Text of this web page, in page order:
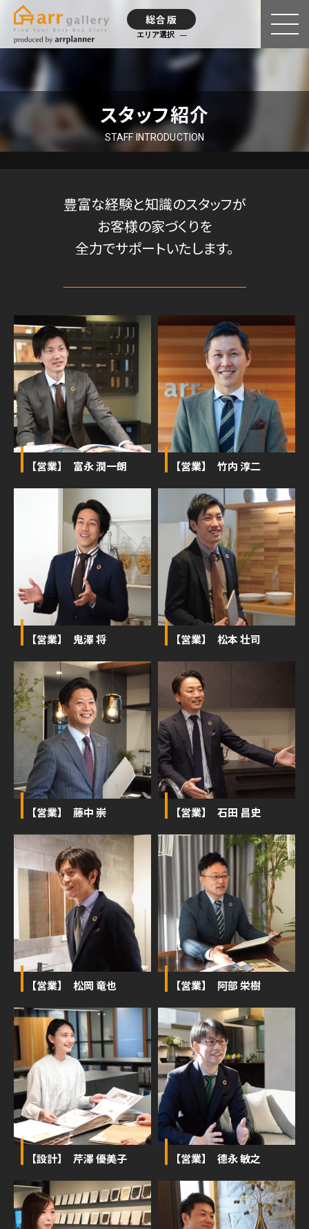
総合版
エリア選択
スタッフ紹介
STAFF INTRODUCTION
豊富な経験と知識のスタッフが
お客様の家づくりを
全力でサポートいたします。
【営業】 富永 潤一朗 【営業】 竹内 淳二
【営業】 鬼澤 将 【営業】 松本 壮司
【営業】 藤中 崇 【営業】 石田 昌史
【営業】 松岡 竜也 【営業】 阿部 栄樹
【設計】 芹澤 優美子 【営業】 德永 敏之